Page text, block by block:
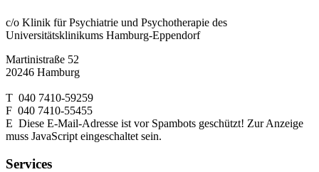
c/o Klinik für Psychiatrie und Psychotherapie des
Universitätsklinikums Hamburg-Eppendorf
Martinistraße 52
20246 Hamburg
T 040 7410-59259
F 040 7410-55455
E Diese E-Mail-Adresse ist vor Spambots geschützt! Zur Anzeige
muss JavaScript eingeschaltet sein.
Services